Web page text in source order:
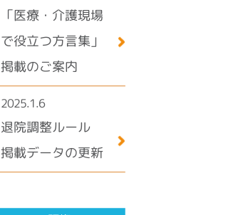
「医療・介護現場
で役立つ方言集」
掲載のご案内
2025.1.6
退院調整ルール
掲載データの更新